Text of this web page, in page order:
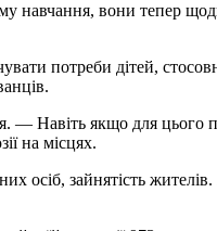
навчання, вони тепер
потреби дітей,
— Навіть якщо для цього
на місцях.
осіб, зайнятість